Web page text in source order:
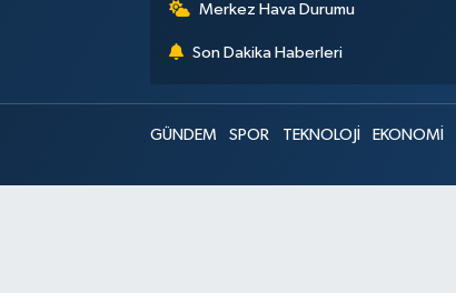
Merkez Hava Durumu
Son Dakika Haberleri
GÜNDEM SPOR TEKNOLOJİ EKONOMİ